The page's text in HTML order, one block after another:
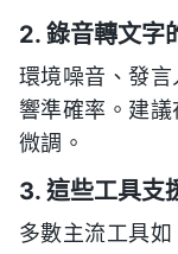
2. 錄音轉文字
環境噪音、發
響準確率。建
微調。
3. 這些工具支
多數主流工具